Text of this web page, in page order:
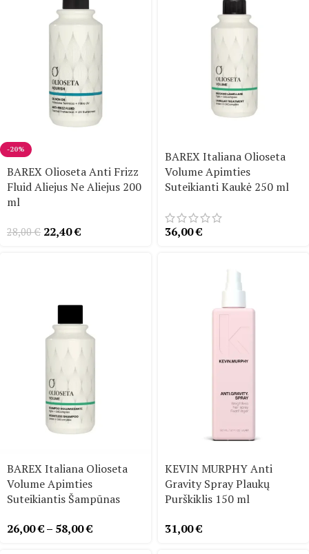
-20%
BAREX Olioseta Anti Frizz
Fluid Aliejus Ne Aliejus 200
ml
28,00€ 22,40€
BAREX Italiana Olioseta
Volume Apimties
Suteikianti Kaukė 250 ml
36,00€
BAREX Italiana Olioseta
Volume Apimties
Suteikiantis Šampūnas
26,00€– 58,00€
KEVIN MURPHY Anti
Gravity Spray Plaukų
Purškiklis 150 ml
31,00€